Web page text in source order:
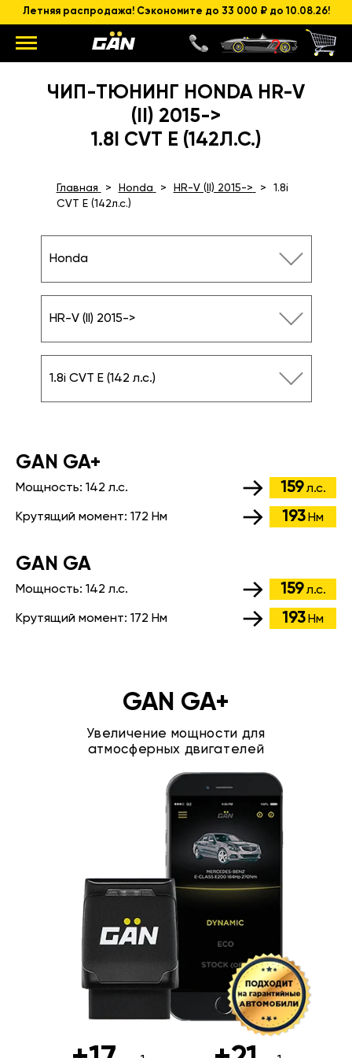
Летняя распродажа! Сэкономите до 33 000 ₽ до 10.08.26!
ЧИП-ТЮНИНГ HONDA HR-V
(II) 2015->
1.8I CVT E (142Л.С.)
Главная Honda HR-V (II) 2015->
1.8i
CVT E (142л.с.)
Honda
HR-V (II) 2015->
1.8i CVT E (142 л.с.)
GАN GA+
Мощность: 142 л.с. 159 л.с.
Крутящий момент: 172 Нм 193 Нм
GАN GA
Мощность: 142 л.с. 159 л.с.
Крутящий момент: 172 Нм 193 Нм
GAN GA+
Увеличение мощности для
атмосферных двигателей